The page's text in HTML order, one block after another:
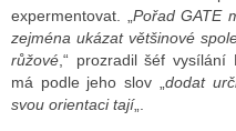
TELEVIZE
expermentovat. „ Pořad GATE
zejména ukázat většinové
růžové ,“ prozradil šéf vysílání
má podle jeho slov „ dodat
svou orientaci tají„.